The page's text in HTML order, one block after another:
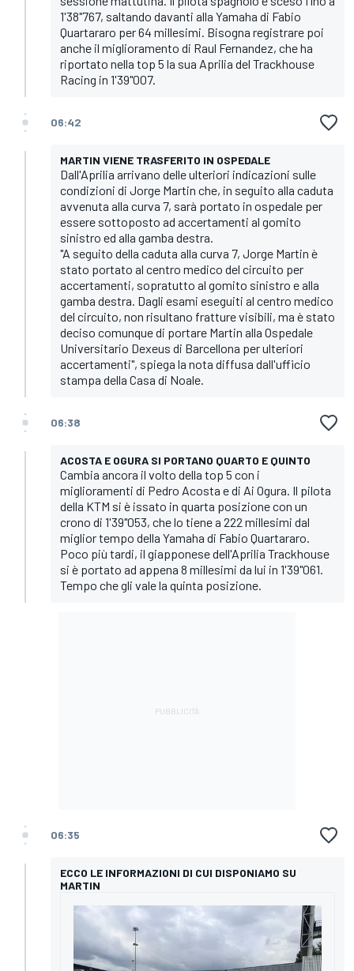
1'38"767, saltando davanti alla Yamaha di Fabio
Quartararo per 64 millesimi. Bisogna registrare poi
anche il miglioramento di Raul Fernandez, che ha
riportato nella top 5 la sua Aprilia del Trackhouse
Racing in 1'39"007.
06:42
MARTIN VIENE TRASFERITO IN OSPEDALE
Dall'Aprilia arrivano delle ulteriori indicazioni sulle
condizioni di Jorge Martin che, in seguito alla caduta
avvenuta alla curva 7, sarà portato in ospedale per
essere sottoposto ad accertamenti al gomito
sinistro ed alla gamba destra.
"A seguito della caduta alla curva 7, Jorge Martin è
stato portato al centro medico del circuito per
accertamenti, sopratutto al gomito sinistro e alla
gamba destra. Dagli esami eseguiti al centro medico
del circuito, non risultano fratture visibili, ma è stato
deciso comunque di portare Martin alla Ospedale
Universitario Dexeus di Barcellona per ulteriori
accertamenti", spiega la nota diffusa dall'ufficio
stampa della Casa di Noale.
06:38
ACOSTA E OGURA SI PORTANO QUARTO E QUINTO
Cambia ancora il volto della top 5 con i
miglioramenti di Pedro Acosta e di Ai Ogura. Il pilota
della KTM si è issato in quarta posizione con un
crono di 1'39"053, che lo tiene a 222 millesimi dal
miglior tempo della Yamaha di Fabio Quartararo.
Poco più tardi, il giapponese dell'Aprilia Trackhouse
si è portato ad appena 8 millesimi da lui in 1'39"061.
Tempo che gli vale la quinta posizione.
06:35
ECCO LE INFORMAZIONI DI CUI DISPONIAMO SU
MARTIN